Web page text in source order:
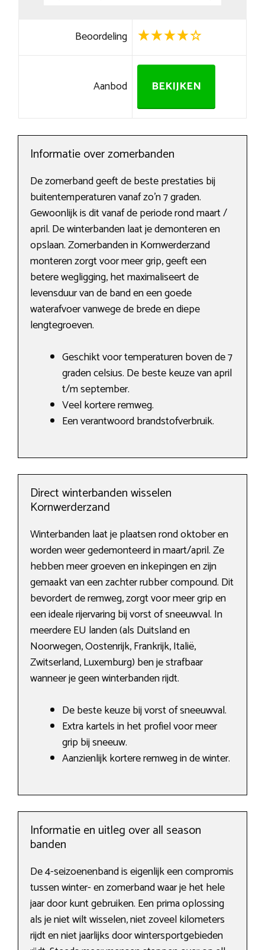
Beoordeling
Aanbod BEKIJKEN
Informatie over zomerbanden
De zomerband geeft de beste prestaties bij
buitentemperaturen vanaf zo’n 7 graden.
Gewoonlijk is dit vanaf de periode rond maart /
april. De winterbanden laat je demonteren en
opslaan. Zomerbanden in Kornwerderzand
monteren zorgt voor meer grip, geeft een
betere wegligging, het maximaliseert de
levensduur van de band en een goede
waterafvoer vanwege de brede en diepe
lengtegroeven.
Geschikt voor temperaturen boven de 7
graden celsius. De beste keuze van april
t/m september.
Veel kortere remweg.
Een verantwoord brandstofverbruik.
Direct winterbanden wisselen
Kornwerderzand
Winterbanden laat je plaatsen rond oktober en
worden weer gedemonteerd in maart/april. Ze
hebben meer groeven en inkepingen en zijn
gemaakt van een zachter rubber compound. Dit
bevordert de remweg, zorgt voor meer grip en
een ideale rijervaring bij vorst of sneeuwval. In
meerdere EU landen (als Duitsland en
Noorwegen, Oostenrijk, Frankrijk, Italië,
Zwitserland, Luxemburg) ben je strafbaar
wanneer je geen winterbanden rijdt.
De beste keuze bij vorst of sneeuwval.
Extra kartels in het profiel voor meer
grip bij sneeuw.
Aanzienlijk kortere remweg in de winter.
Informatie en uitleg over all season
banden
De 4-seizoenenband is eigenlijk een compromis
tussen winter- en zomerband waar je het hele
jaar door kunt gebruiken. Een prima oplossing
als je niet wilt wisselen, niet zoveel kilometers
rijdt en niet jaarlijks door wintersportgebieden